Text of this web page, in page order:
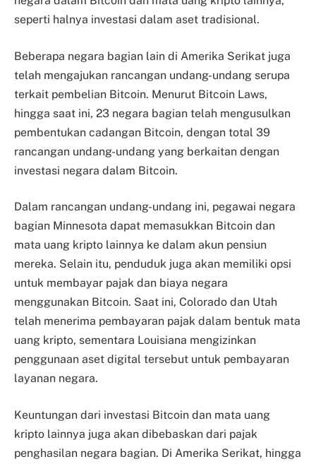
seperti halnya investasi dalam aset tradisional.
Beberapa negara bagian lain di Amerika Serikat juga
telah mengajukan rancangan undang-undang serupa
terkait pembelian Bitcoin. Menurut Bitcoin Laws,
hingga saat ini, 23 negara bagian telah mengusulkan
pembentukan cadangan Bitcoin, dengan total 39
rancangan undang-undang yang berkaitan dengan
investasi negara dalam Bitcoin.
Dalam rancangan undang-undang ini, pegawai negara
bagian Minnesota dapat memasukkan Bitcoin dan
mata uang kripto lainnya ke dalam akun pensiun
mereka. Selain itu, penduduk juga akan memiliki opsi
untuk membayar pajak dan biaya negara
menggunakan Bitcoin. Saat ini, Colorado dan Utah
telah menerima pembayaran pajak dalam bentuk mata
uang kripto, sementara Louisiana mengizinkan
penggunaan aset digital tersebut untuk pembayaran
layanan negara.
Keuntungan dari investasi Bitcoin dan mata uang
kripto lainnya juga akan dibebaskan dari pajak
penghasilan negara bagian. Di Amerika Serikat, hingga